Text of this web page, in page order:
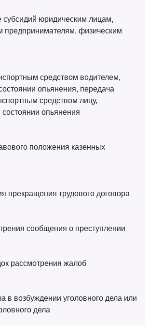
субсидий юридическим лицам,
предпринимателям, физическим
средством водителем,
опьянения, передача
средством лицу,
опьянения
положения казенных
прекращения трудового договора
сообщения о преступлении
рассмотрения жалоб
в возбуждении уголовного дела или
дела